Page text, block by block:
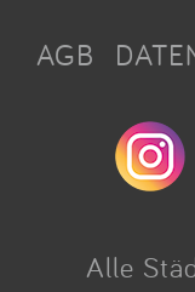
AGB
Alle